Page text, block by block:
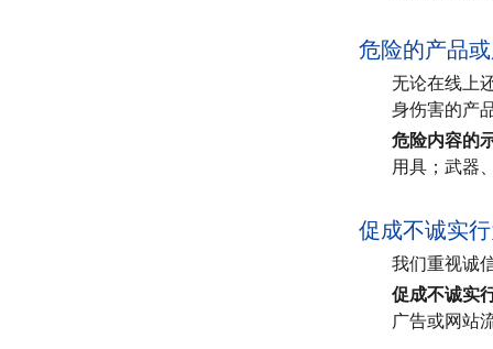
危险的产品
无论在线上
身伤害的产
危险内容的
用具；武器
促成不诚实
我们重视诚
促成不诚实
广告或网站